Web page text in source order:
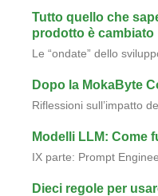
Tutto quello che
prodotto è cambiato
Le “ondate” dello
Dopo la MokaByte
Riflessioni sull’impatto
Modelli LLM: Come
IX parte: Prompt
Dieci regole per